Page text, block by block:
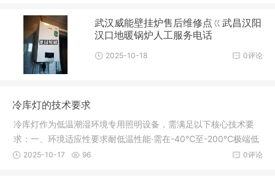
武汉威能壁挂炉售后维修点ㄍ武昌汉阳
汉口地暖锅炉人工服务电话
0评论
2025-10-18
冷库灯的技术要求
冷库灯作为低温潮湿环境专用照明设备，需满足以下核心技术要
求：一、环境适应性要求耐低温性能·需在-40℃至-200℃极端低
温下瞬
0评论
2025-10-17 96